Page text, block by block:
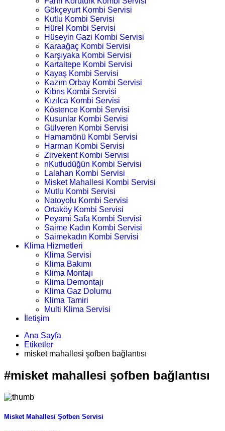
Gökçeyurt Kombi Servisi
Kutlu Kombi Servisi
Hürel Kombi Servisi
Hüseyin Gazi Kombi Servisi
Karaağaç Kombi Servisi
Karşıyaka Kombi Servisi
Kartaltepe Kombi Servisi
Kayaş Kombi Servisi
Kazım Orbay Kombi Servisi
Kıbrıs Kombi Servisi
Kızılca Kombi Servisi
Köstence Kombi Servisi
Kusunlar Kombi Servisi
Gülveren Kombi Servisi
Hamamönü Kombi Servisi
Harman Kombi Servisi
Zirvekent Kombi Servisi
nKutludüğün Kombi Servisi
Lalahan Kombi Servisi
Misket Mahallesi Kombi Servisi
Mutlu Kombi Servisi
Natoyolu Kombi Servisi
Ortaköy Kombi Servisi
Peyami Safa Kombi Servisi
Saime Kadın Kombi Servisi
Saimekadın Kombi Servisi
Klima Hizmetleri
Klima Servisi
Klima Bakımı
Klima Montajı
Klima Demontajı
Klima Gaz Dolumu
Klima Tamiri
Multi Klima Servisi
İletişim
Ana Sayfa
Etiketler
misket mahallesi şofben bağlantısı
#misket mahallesi şofben bağlantısı
Misket Mahallesi Şofben Servisi